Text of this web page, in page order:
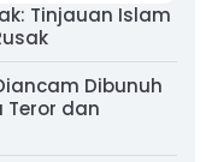
Tinjauan Islam
Dibunuh
Teror dan